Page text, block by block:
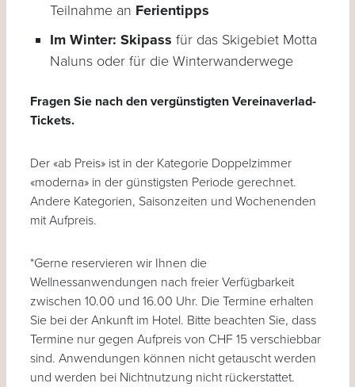
Teilnahme an Ferientipps
Im Winter: Skipass für das Skigebiet Motta
Naluns oder für die Winterwanderwege
Fragen Sie nach den vergünstigten Vereinaverlad-
Tickets.
Der «ab Preis» ist in der Kategorie Doppelzimmer
«moderna» in der günstigsten Periode gerechnet.
Andere Kategorien, Saisonzeiten und Wochenenden
mit Aufpreis.
*Gerne reservieren wir Ihnen die
Wellnessanwendungen nach freier Verfügbarkeit
zwischen 10.00 und 16.00 Uhr. Die Termine erhalten
Sie bei der Ankunft im Hotel. Bitte beachten Sie, dass
Termine nur gegen Aufpreis von CHF 15 verschiebbar
sind. Anwendungen können nicht getauscht werden
und werden bei Nichtnutzung nicht rückerstattet.